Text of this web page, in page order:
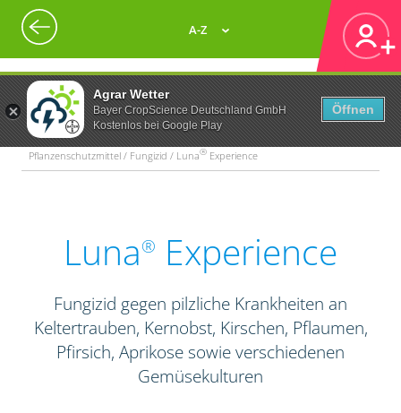
Agrar Wetter
Bayer CropScience Deutschland GmbH
Kostenlos bei Google Play
Öffnen
A-Z
Pflanzenschutzmittel / Fungizid / Luna® Experience
Luna® Experience
Fungizid gegen pilzliche Krankheiten an
Keltertrauben, Kernobst, Kirschen, Pflaumen,
Pfirsich, Aprikose sowie verschiedenen
Gemüsekulturen